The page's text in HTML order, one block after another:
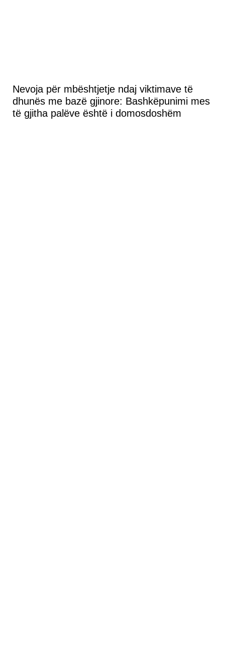
Nevoja për mbështjetje ndaj viktimave të
dhunës me bazë gjinore: Bashkëpunimi mes
të gjitha palëve është i domosdoshëm